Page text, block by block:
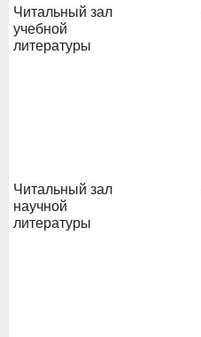
Читальный зал
учебной
литературы
Читальный зал
научной
литературы